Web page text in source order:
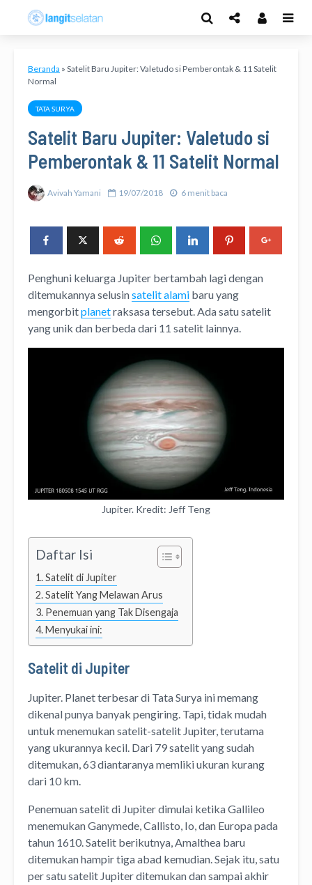
Beranda » Satelit Baru Jupiter: Valetudo si Pemberontak & 11 Satelit
Normal
TATA SURYA
Satelit Baru Jupiter: Valetudo si
Pemberontak & 11 Satelit Normal
Avivah Yamani 19/07/2018 6 menit baca
Penghuni keluarga Jupiter bertambah lagi dengan
ditemukannya selusinsatelit alami baru yang
mengorbitplanetraksasa tersebut. Ada satu satelit
yang unik dan berbeda dari 11 satelit lainnya.
Jupiter. Kredit: Jeff Teng
Daftar Isi
Satelit di Jupiter
Satelit Yang Melawan Arus
Penemuan yang Tak Disengaja
Menyukai ini:
Satelit di Jupiter
Jupiter. Planet terbesar di Tata Surya ini memang
dikenal punya banyak pengiring. Tapi, tidak mudah
untuk menemukan satelit-satelit Jupiter, terutama
yang ukurannya kecil. Dari 79 satelit yang sudah
ditemukan, 63 diantaranya memliki ukuran kurang
dari 10 km.
Penemuan satelit di Jupiter dimulai ketika Gallileo
menemukan Ganymede, Callisto, Io, dan Europa pada
tahun 1610. Satelit berikutnya, Amalthea baru
ditemukan hampir tiga abad kemudian. Sejak itu, satu
per satu satelit Jupiter ditemukan dan sampai akhir